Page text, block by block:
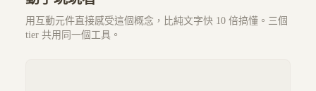
用互動元件直接感受這個概念，比純文字快 10 倍搞懂。三個
tier 共用同一個工具。